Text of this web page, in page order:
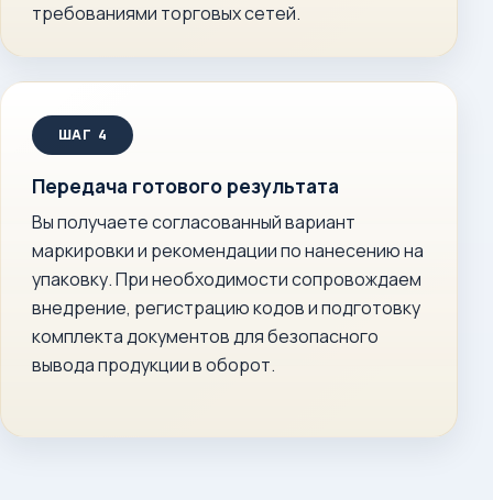
требованиями торговых сетей.
Передача готового результата
Вы получаете согласованный вариант
маркировки и рекомендации по нанесению на
упаковку. При необходимости сопровождаем
внедрение, регистрацию кодов и подготовку
комплекта документов для безопасного
вывода продукции в оборот.